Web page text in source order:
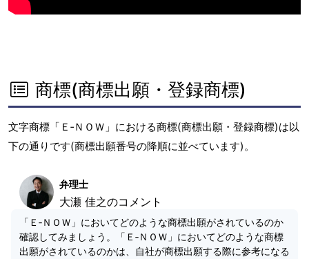
商標(商標出願・登録商標)
文字商標「Ｅ‐ＮＯＷ」における商標(商標出願・登録商標)は以
下の通りです(商標出願番号の降順に並べています)。
弁理士
大瀬 佳之のコメント
「Ｅ‐ＮＯＷ」においてどのような商標出願がされているのか
確認してみましょう。「Ｅ‐ＮＯＷ」においてどのような商標
出願がされているのかは、自社が商標出願する際に参考になる